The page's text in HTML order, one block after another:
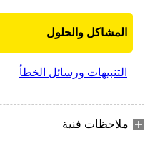
المشاكل والحلول
التنبيهات ورسائل الخطأ
ملاحظات فنية